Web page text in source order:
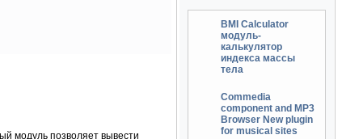
модуль позволяет вывести
BMI Calculator
модуль-
калькулятор
индекса массы
тела
Commedia
component and MP3
Browser New plugin
for musical sites